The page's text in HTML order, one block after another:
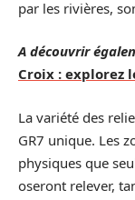
par les rivières,
A découvrir
Croix : explorez
La variété des
GR7 unique. Les
physiques que
oseront relever,